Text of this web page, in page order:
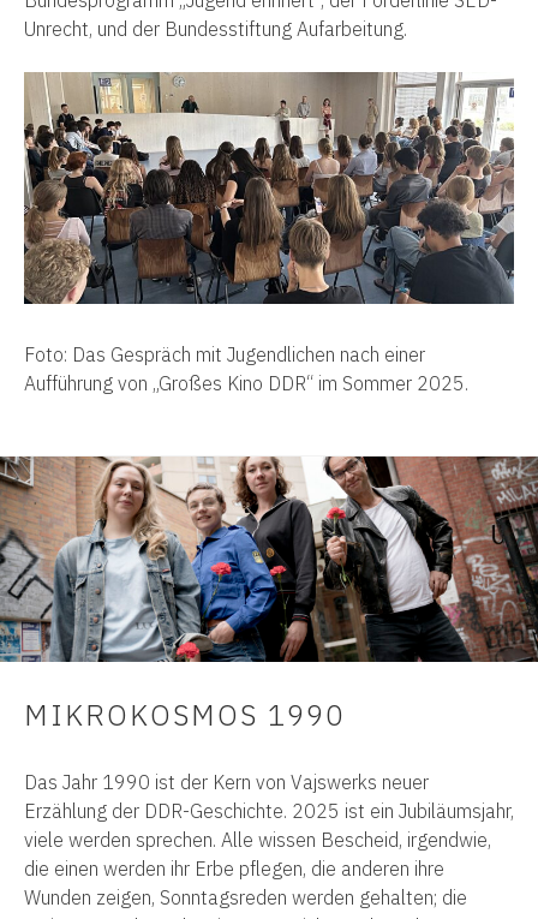
Unrecht, und der Bundesstiftung Aufarbeitung.
Foto: Das Gespräch mit Jugendlichen nach einer
Aufführung von „Großes Kino DDR“ im Sommer 2025.
MIKROKOSMOS 1990
Das Jahr 1990 ist der Kern von Vajswerks neuer
Erzählung der DDR-Geschichte. 2025 ist ein Jubiläumsjahr,
viele werden sprechen. Alle wissen Bescheid, irgendwie,
die einen werden ihr Erbe pflegen, die anderen ihre
Wunden zeigen, Sonntagsreden werden gehalten; die